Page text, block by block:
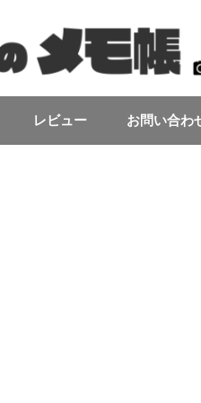
レビュー お問い合わ